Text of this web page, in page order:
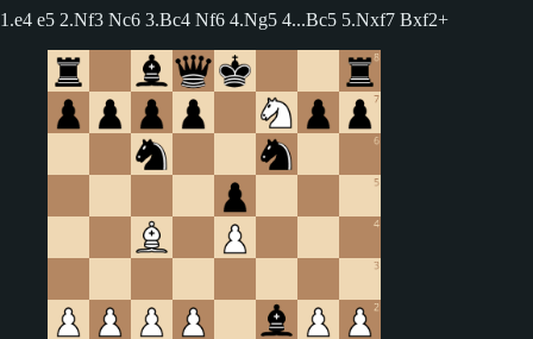
1.e4 e5 2.Nf3 Nc6 3.Bc4 Nf6 4.Ng5 4...Bc5 5.Nxf7 Bxf2+